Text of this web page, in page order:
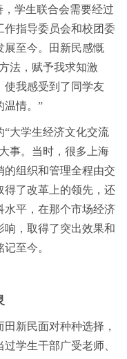
学生联合会需要经过
作指导委员会和校团委
展至今。田新民感慨
法，赋予我求知激
使我感受到了同学友
温情。”
大学生经济文化交流
事。当时，很多上海
组织和管理全程由交
得了改革上的领先，还
水平，在那个市场经济
响，取得了突出效果和
至今。
新民面对种种选择，
学生干部广受老师、